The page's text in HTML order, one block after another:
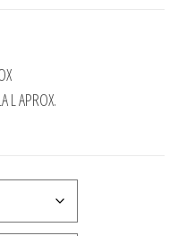
L APROX.